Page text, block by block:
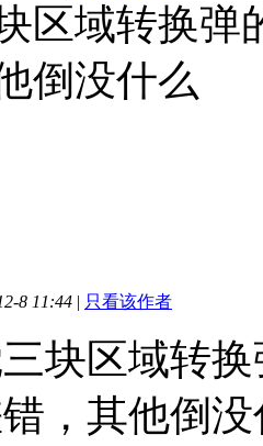
区域转换弹
倒没什么
8 11:44 | 只看该作者
块区域转
，其他倒